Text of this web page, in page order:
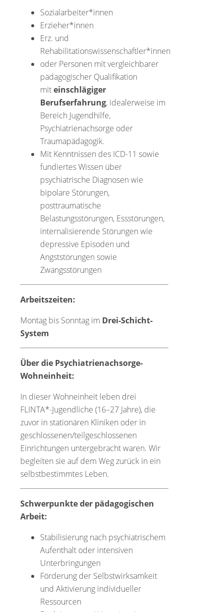
Sozialarbeiter*innen
Erzieher*innen
Erz. und
Rehabilitationswissenschaftler*innen
oder Personen mit vergleichbarer
pädagogischer Qualifikation
miteinschlägiger
Berufserfahrung, idealerweise im
Bereich Jugendhilfe,
Psychiatrienachsorge oder
Traumapädagogik.
Mit Kenntnissen des ICD-11 sowie
fundiertes Wissen über
psychiatrische Diagnosen wie
bipolare Störungen,
posttraumatische
Belastungsstörungen, Essstörungen,
internalisierende Störungen wie
depressive Episoden und
Angststörungen sowie
Zwangsstörungen
Arbeitszeiten:
Montag bis Sonntag im Drei-Schicht-
System
Über die Psychiatrienachsorge-
Wohneinheit:
In dieser Wohneinheit leben drei
FLINTA*-Jugendliche (16–27 Jahre), die
zuvor in stationären Kliniken oder in
geschlossenen/teilgeschlossenen
Einrichtungen untergebracht waren. Wir
begleiten sie auf dem Weg zurück in ein
selbstbestimmtes Leben.
Schwerpunkte der pädagogischen
Arbeit:
Stabilisierung nach psychiatrischem
Aufenthalt oder intensiven
Unterbringungen
Förderung der Selbstwirksamkeit
und Aktivierung individueller
Ressourcen